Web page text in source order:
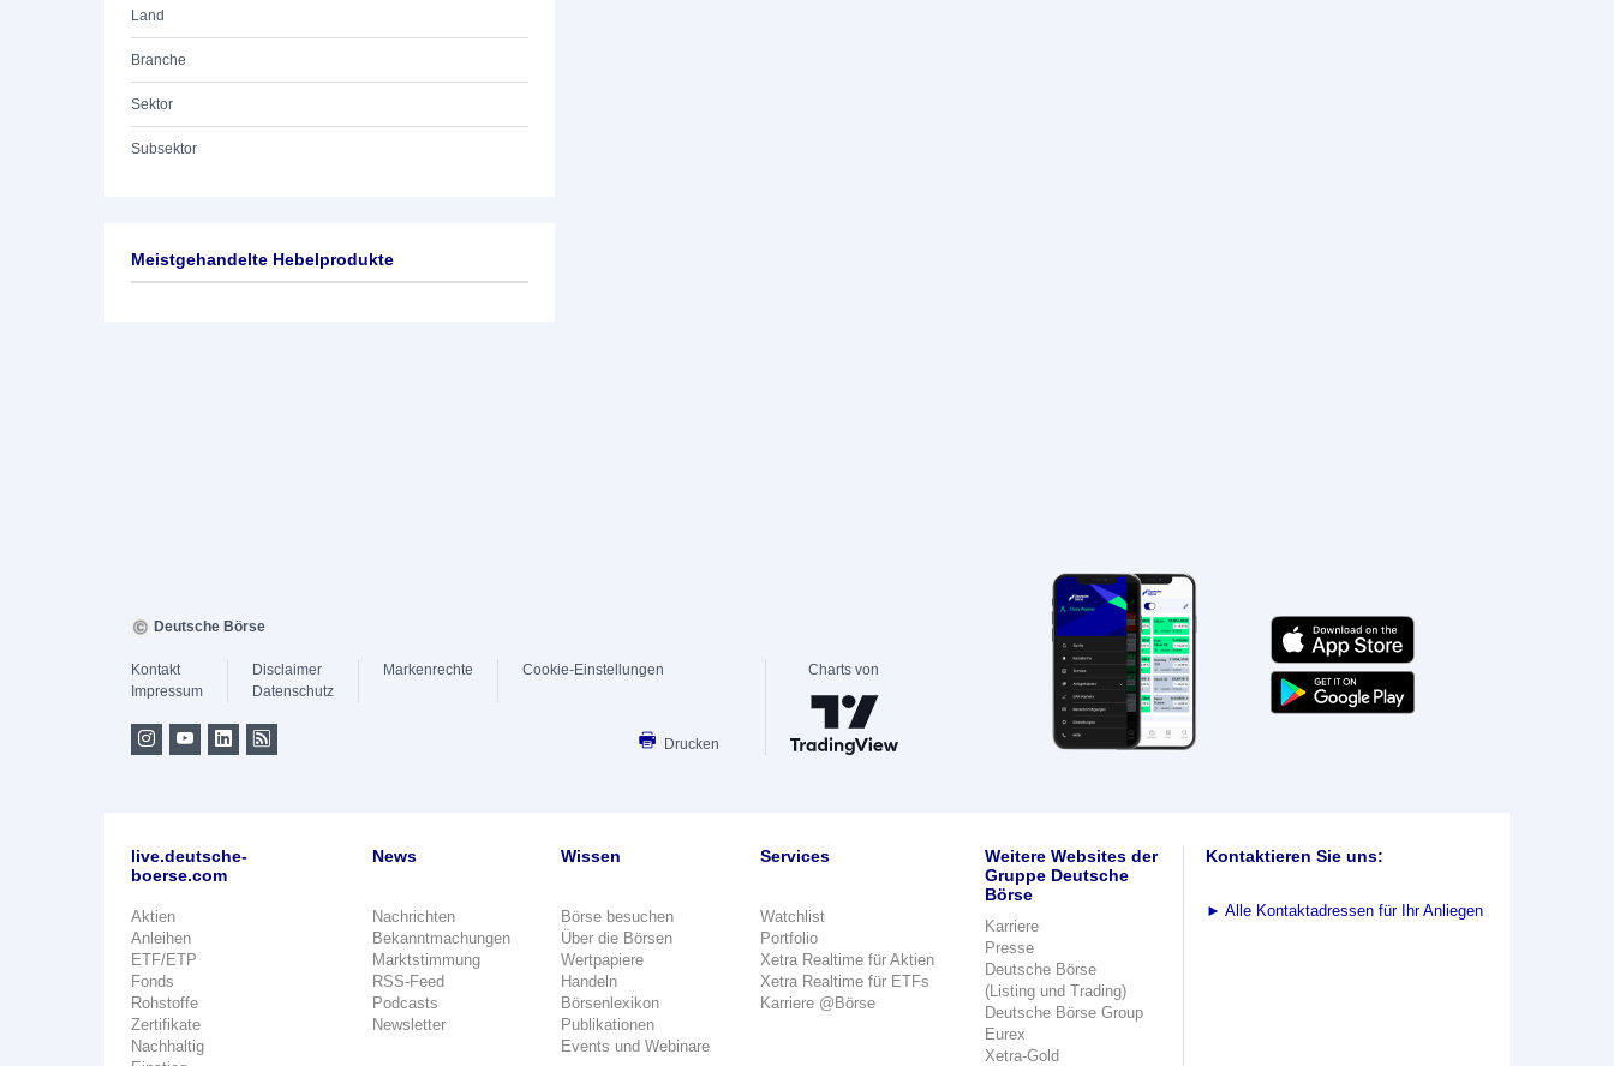
Land
Branche
Sektor
Subsektor
Meistgehandelte Hebelprodukte
Deutsche Börse
Kontakt
Impressum
Disclaimer
Datenschutz
Markenrechte Cookie-Einstellungen
Drucken
Charts von
live.deutsche-
boerse.com
Aktien
Anleihen
ETF/ETP
Fonds
Rohstoffe
Zertifikate
Nachhaltig
News
Nachrichten
Bekanntmachungen
Marktstimmung
RSS-Feed
Podcasts
Newsletter
Wissen
Börse besuchen
Über die Börsen
Wertpapiere
Handeln
Börsenlexikon
Publikationen
Events und Webinare
Services
Watchlist
Portfolio
Xetra Realtime für Aktien
Xetra Realtime für ETFs
Karriere @Börse
Weitere Websites der
Gruppe Deutsche
Börse
Karriere
Presse
Deutsche Börse
(Listing und Trading)
Deutsche Börse Group
Eurex
Xetra-Gold
Kontaktieren Sie uns:
► Alle Kontaktadressen für Ihr Anliegen